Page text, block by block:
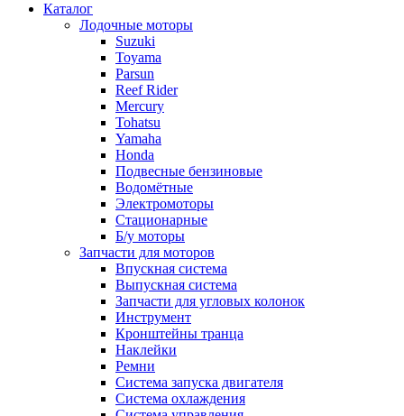
Каталог
Лодочные моторы
Suzuki
Toyama
Parsun
Reef Rider
Mercury
Tohatsu
Yamaha
Honda
Подвесные бензиновые
Водомётные
Электромоторы
Стационарные
Б/у моторы
Запчасти для моторов
Впускная система
Выпускная система
Запчасти для угловых колонок
Инструмент
Кронштейны транца
Наклейки
Ремни
Система запуска двигателя
Система охлаждения